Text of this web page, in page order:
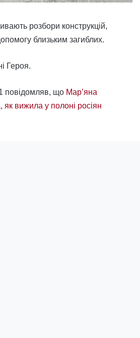
розбори конструкцій,
близьким загиблих.
Героя.
повідомляв, що Мар’яна
вижила у полоні росіян